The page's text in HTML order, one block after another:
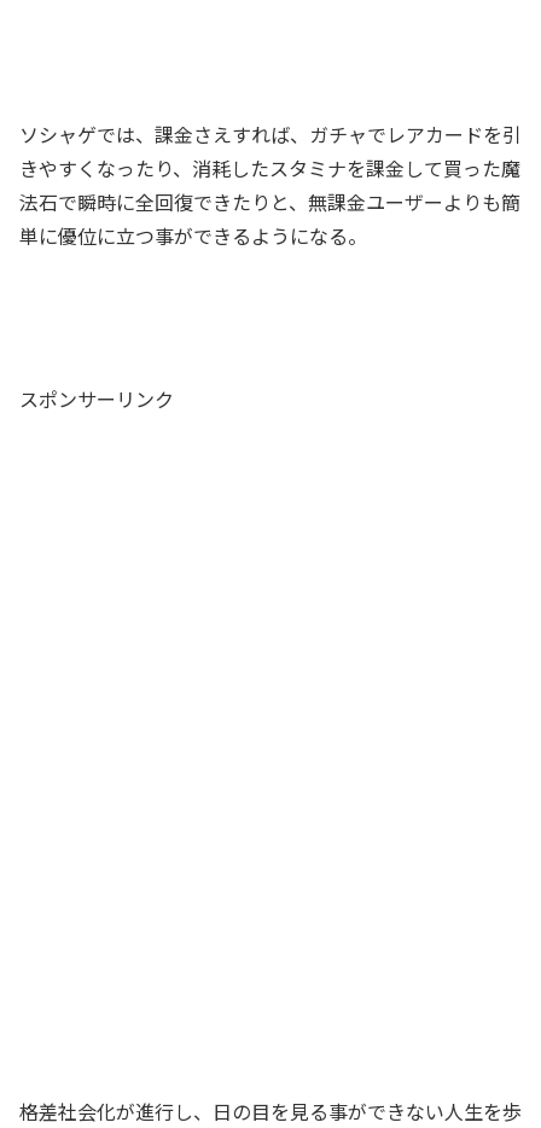
ソシャゲでは、課金さえすれば、ガチャでレアカードを引
きやすくなったり、消耗したスタミナを課金して買った魔
法石で瞬時に全回復できたりと、無課金ユーザーよりも簡
単に優位に立つ事ができるようになる。
スポンサーリンク
格差社会化が進行し、日の目を見る事ができない人生を歩